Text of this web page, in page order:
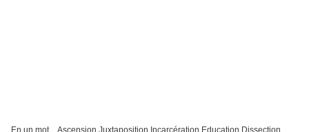
En un mot... Ascension Juxtaposition Incarcération Education Dissection